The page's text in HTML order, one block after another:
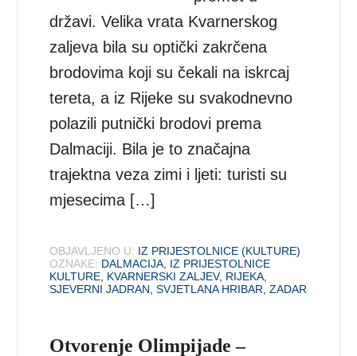
državi. Velika vrata Kvarnerskog
zaljeva bila su optički zakrčena
brodovima koji su čekali na iskrcaj
tereta, a iz Rijeke su svakodnevno
polazili putnički brodovi prema
Dalmaciji. Bila je to značajna
trajektna veza zimi i ljeti: turisti su
mjesecima […]
OBJAVLJENO U: IZ PRIJESTOLNICE (KULTURE)
OZNAKE: DALMACIJA IZ PRIJESTOLNICE
KULTURE KVARNERSKI ZALJEV, RIJEKA
SJEVERNI JADRAN ,SVJETLANA HRIBAR ,ZADAR
Otvorenje Olimpijade –